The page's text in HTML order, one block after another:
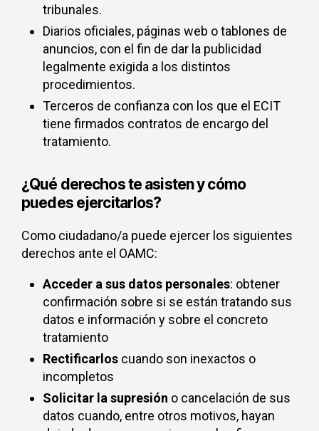
tribunales.
Diarios oficiales, páginas web o tablones de
anuncios, con el fin de dar la publicidad
legalmente exigida a los distintos
procedimientos.
Terceros de confianza con los que el ECIT
tiene firmados contratos de encargo del
tratamiento.
¿Qué derechos te asisten y cómo
puedes ejercitarlos?
Como ciudadano/a puede ejercer los siguientes
derechos ante el OAMC:
Acceder a sus datos personales: obtener
confirmación sobre si se están tratando sus
datos e información y sobre el concreto
tratamiento
Rectificarlos cuando son inexactos o
incompletos
Solicitar la supresión o cancelación de sus
datos cuando, entre otros motivos, hayan